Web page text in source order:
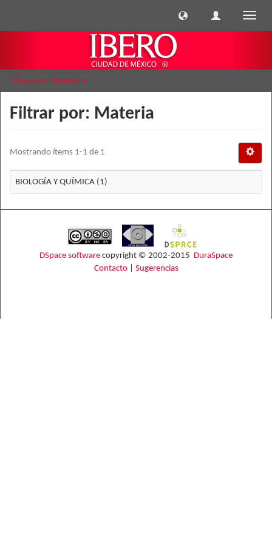
Filtrar por: Materia
Filtrar por: Materia
Mostrando ítems 1-1 de 1
BIOLOGÍA Y QUÍMICA (1)
DSpace software copyright © 2002-2015 DuraSpace
Contacto| Sugerencias